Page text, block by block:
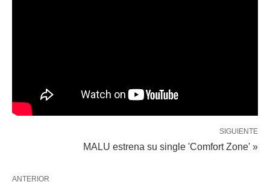
SIGUIENTE
MALU estrena su single 'Comfort Zone' »
ANTERIOR